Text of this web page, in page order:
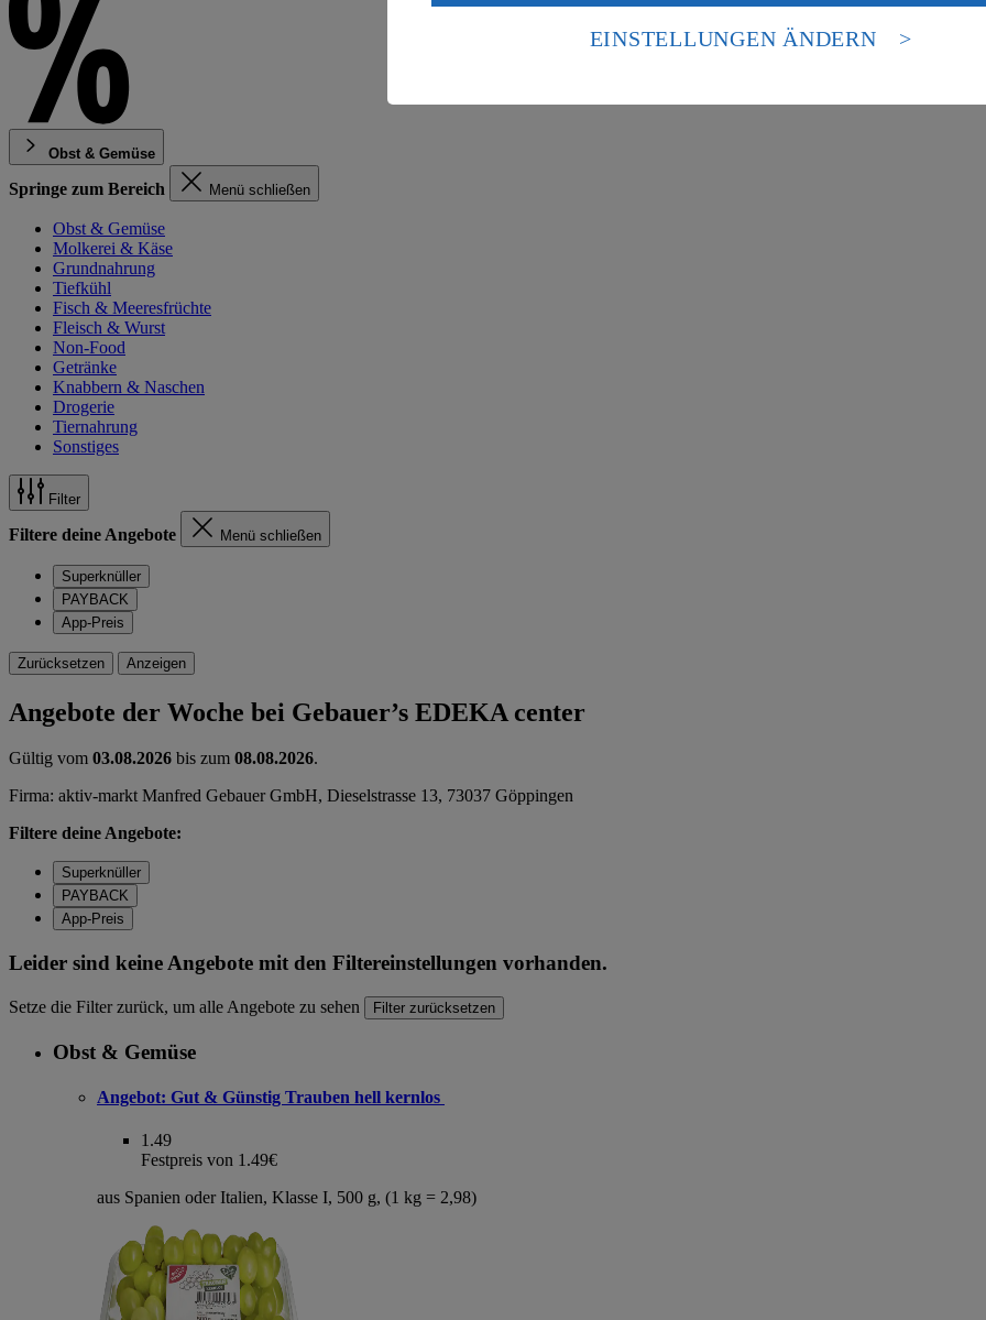
Obst & Gemüse
Springe zum Bereich Menü schließen
Obst & Gemüse
Molkerei & Käse
Grundnahrung
Tiefkühl
Fisch & Meeresfrüchte
Fleisch & Wurst
Non-Food
Getränke
Knabbern & Naschen
Drogerie
Tiernahrung
Sonstiges
Filter
Filtere deine Angebote Menü schließen
Superknüller
PAYBACK
App-Preis
Zurücksetzen Anzeigen
Angebote der Woche bei Gebauer’s EDEKA center
Gültig vom 03.08.2026 bis zum 08.08.2026.
Firma: aktiv-markt Manfred Gebauer GmbH, Dieselstrasse 13, 73037 Göppingen
Filtere deine Angebote:
Superknüller
PAYBACK
App-Preis
Leider sind keine Angebote mit den Filtereinstellungen vorhanden.
Setze die Filter zurück, um alle Angebote zu sehen Filter zurücksetzen
Obst & Gemüse
Angebot: Gut & Günstig Trauben hell kernlos
1.49
Festpreis von 1.49€
aus Spanien oder Italien, Klasse I, 500 g, (1 kg = 2,98)
einem nach europäischen Standards nicht angemessenen Datenschutzniveau an. Es
Risiko eines Zugriffs durch US-amerikanische Behörden.
EINSTELLUNGEN ÄNDERN